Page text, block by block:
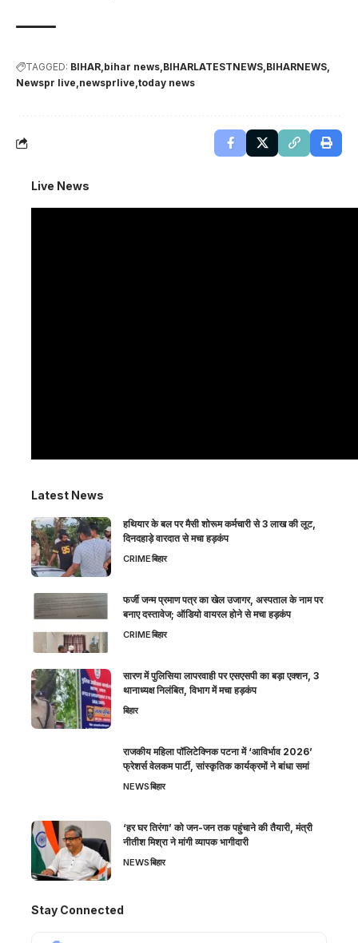
TAGGED: BIHAR bihar news BIHARLATESTNEWS BIHARNEWS
Newspr live newsprlive today news
Live News
Latest News
हथियार के बल पर मैसी शोरूम कर्मचारी से 3 लाख की लूट,
दिनदहाड़े वारदात से मचा हड़कंप
CRIMEबिहार
फर्जी जन्म प्रमाण पत्र का खेल उजागर, अस्पताल के नाम पर
बनाए दस्तावेज; ऑडियो वायरल होने से मचा हड़कंप
CRIMEबिहार
सारण में पुलिसिया लापरवाही पर एसएसपी का बड़ा एक्शन, 3
थानाध्यक्ष निलंबित, विभाग में मचा हड़कंप
बिहार
राजकीय महिला पॉलिटेक्निक पटना में ‘आविर्भाव 2026’
फ्रेशर्स वेलकम पार्टी, सांस्कृतिक कार्यक्रमों ने बांधा समां
NEWSबिहार
‘हर घर तिरंगा’ को जन-जन तक पहुंचाने की तैयारी, मंत्री
नीतीश मिश्रा ने मांगी व्यापक भागीदारी
NEWSबिहार
Stay Connected